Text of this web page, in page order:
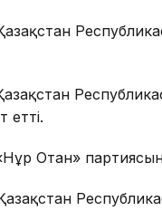
етті.
Отан»